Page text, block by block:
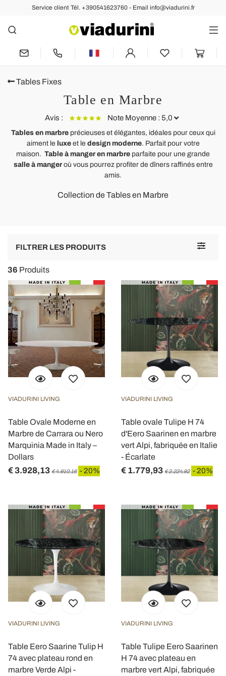
Service client Tél. +390541623760 - Email info@viadurini.fr
Tables Fixes
Table en Marbre
Avis : Note Moyenne : 5,0
Table Tulipe Eero Saarine H 74 ronde en marbre vert Alpi,
fabriquée en Italie - Écarlate
Mention spéciale pour l’emballage de la table en marbre.
Tables en marbreprécieuses et élégantes, idéales pour ceux qui
aiment le luxeet le design moderne. Parfait pour votre
maison. Table à manger en marbre parfaite pour une grande
salle à mangeroù vous pourrez profiter de dîners raffinés entre
amis.
Collection de Tables en Marbre
Toggle
FILTRER LES PRODUITS
36 Produits
VIADURINI LIVING
Table Ovale Moderne en
Marbre de Carrara ou Nero
Marquinia Made in Italy –
Dollars
€ 3.928,13 € 4.910,16 - 20%
VIADURINI LIVING
Table ovale Tulipe H 74
d'Eero Saarinen en marbre
vert Alpi, fabriquée en Italie
- Écarlate
€ 1.779,93 € 2.224,92 - 20%
VIADURINI LIVING
Table Eero Saarine Tulip H
74 avec plateau rond en
marbre Verde Alpi -
VIADURINI LIVING
Table Tulipe Eero Saarinen
H 74 avec plateau en
marbre vert Alpi, fabriquée